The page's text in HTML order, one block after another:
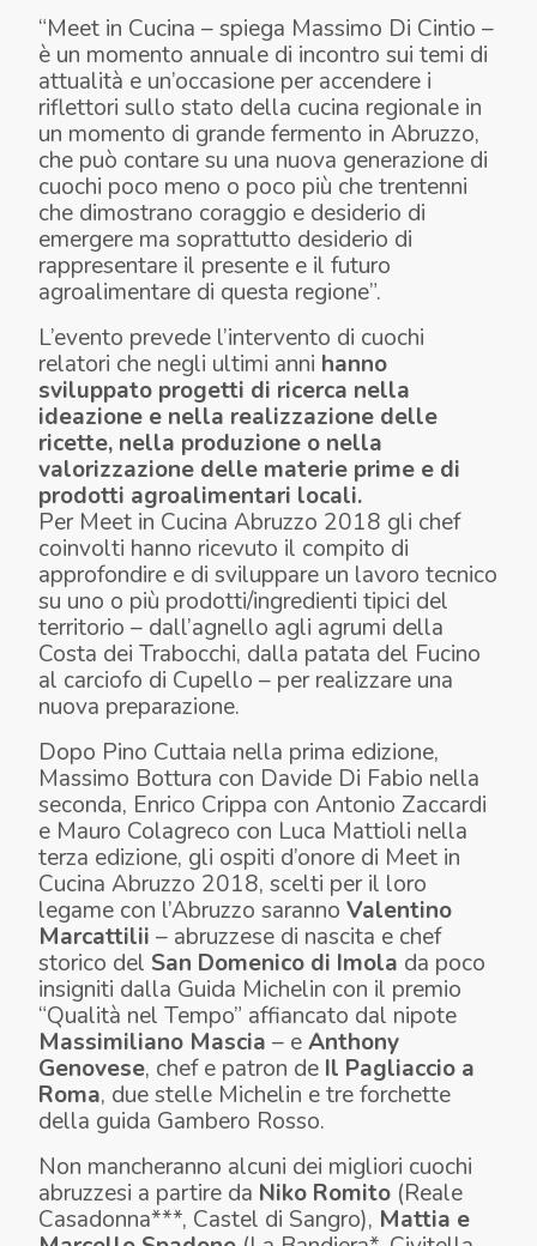
“Meet in Cucina – spiega Massimo Di Cintio –
è un momento annuale di incontro sui temi di
attualità e un’occasione per accendere i
riflettori sullo stato della cucina regionale in
un momento di grande fermento in Abruzzo,
che può contare su una nuova generazione di
cuochi poco meno o poco più che trentenni
che dimostrano coraggio e desiderio di
emergere ma soprattutto desiderio di
rappresentare il presente e il futuro
agroalimentare di questa regione”.
L’evento prevede l’intervento di cuochi
relatori che negli ultimi anni hanno
sviluppato progetti di ricerca nella
ideazione e nella realizzazione delle
ricette, nella produzione o nella
valorizzazione delle materie prime e di
prodotti agroalimentari locali.
Per Meet in Cucina Abruzzo 2018 gli chef
coinvolti hanno ricevuto il compito di
approfondire e di sviluppare un lavoro tecnico
su uno o più prodotti/ingredienti tipici del
territorio – dall’agnello agli agrumi della
Costa dei Trabocchi, dalla patata del Fucino
al carciofo di Cupello – per realizzare una
nuova preparazione.
Dopo Pino Cuttaia nella prima edizione,
Massimo Bottura con Davide Di Fabio nella
seconda, Enrico Crippa con Antonio Zaccardi
e Mauro Colagreco con Luca Mattioli nella
terza edizione, gli ospiti d’onore di Meet in
Cucina Abruzzo 2018, scelti per il loro
legame con l’Abruzzo saranno Valentino
Marcattilii – abruzzese di nascita e chef
storico del San Domenico di Imola da poco
insigniti dalla Guida Michelin con il premio
“Qualità nel Tempo” affiancato dal nipote
Massimiliano Mascia – eAnthony
Genovese, chef e patron de Il Pagliaccio a
Roma, due stelle Michelin e tre forchette
della guida Gambero Rosso.
Non mancheranno alcuni dei migliori cuochi
abruzzesi a partire da Niko Romito (Reale
Casadonna***, Castel di Sangro), Mattia e